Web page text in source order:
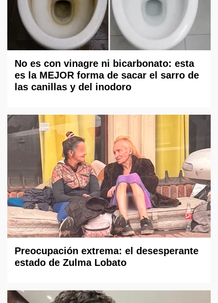
No es con vinagre ni bicarbonato: esta
es la MEJOR forma de sacar el sarro de
las canillas y del inodoro
Preocupación extrema: el desesperante
estado de Zulma Lobato